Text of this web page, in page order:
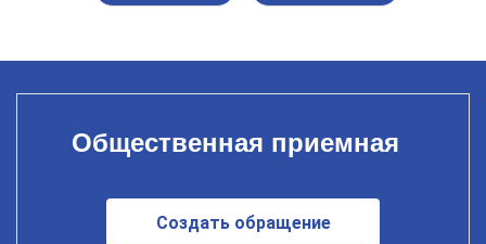
Общественная приемная
Создать обращение